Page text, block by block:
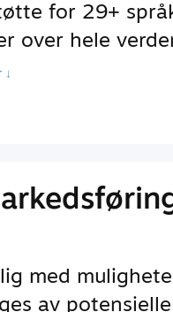
for 29+
over hele
↓
med
av